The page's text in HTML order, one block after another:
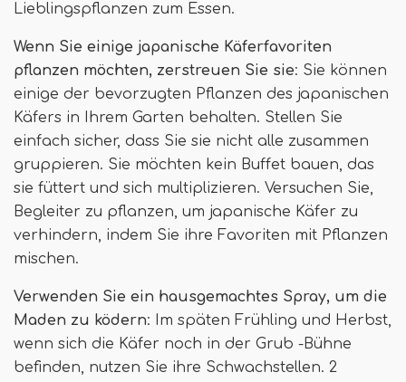
Lieblingspflanzen zum Essen.
Wenn Sie einige japanische Käferfavoriten
pflanzen möchten, zerstreuen Sie sie: Sie können
einige der bevorzugten Pflanzen des japanischen
Käfers in Ihrem Garten behalten. Stellen Sie
einfach sicher, dass Sie sie nicht alle zusammen
gruppieren. Sie möchten kein Buffet bauen, das
sie füttert und sich multiplizieren. Versuchen Sie,
Begleiter zu pflanzen, um japanische Käfer zu
verhindern, indem Sie ihre Favoriten mit Pflanzen
mischen.
Verwenden Sie ein hausgemachtes Spray, um die
Maden zu ködern: Im späten Frühling und Herbst,
wenn sich die Käfer noch in der Grub -Bühne
befinden, nutzen Sie ihre Schwachstellen. 2